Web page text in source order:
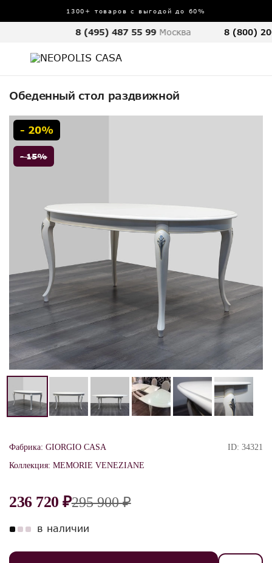
1300+ товаров с выгодой до 60%
8 (495) 487 55 99 Москва 8 (800)
Обеденный стол раздвижной
- 20%
- 15%
Фабрика: GIORGIO CASA
Коллекция: MEMORIE VENEZIANE
ID: 34321
236 720 ₽295 900 ₽
в наличии